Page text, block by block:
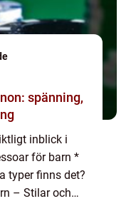
spänning,
inblick i
för barn *
typer finns det?
– Stilar och